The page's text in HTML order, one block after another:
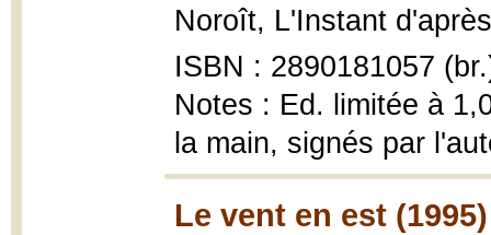
Noroît, L'Instant
ISBN : 2890181057
Notes : Ed. limitée à
la main, signés par
Le vent en est (1995)